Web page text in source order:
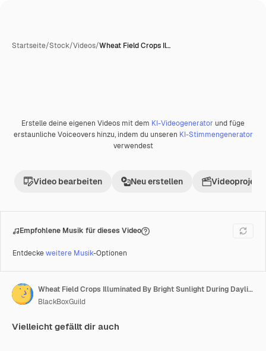
Startseite/Stock/Videos/Wheat Field Crops Il…
Premium
Erstelle deine eigenen Videos mit dem KI-Videogenerator und füge
erstaunliche Voiceovers hinzu, indem du unseren KI-Stimmengenerator
verwendest
Video bearbeiten Neu erstellen Videoprojekt
Empfohlene Musik für dieses Video
Entdeckeweitere Musik-Optionen
Wheat Field Crops Illuminated By Bright Sunlight During Daylight
BlackBoxGuild
Vielleicht gefällt dir auch